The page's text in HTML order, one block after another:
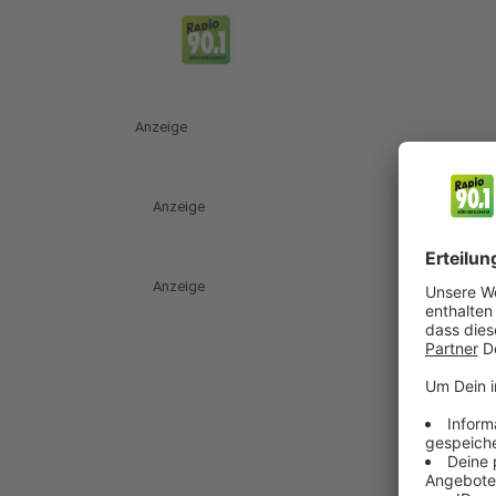
Anzeige
Anzeige
Anzeige